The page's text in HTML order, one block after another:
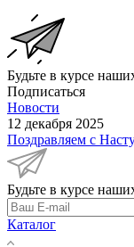
Будьте в курсе
Подписаться
Новости
12 декабря 2025
Поздравляем с
Будьте в курсе
Каталог